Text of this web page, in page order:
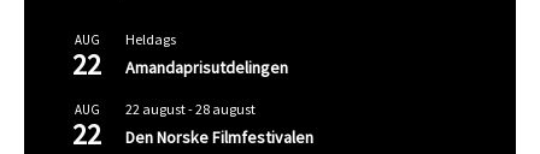
AUG
22
Heldags
Amandaprisutdelingen
AUG
22
22 august-28 august
Den Norske Filmfestivalen